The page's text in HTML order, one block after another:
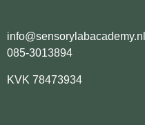
info@sensorylabacademy.nl
085-3013894
KVK 78473934